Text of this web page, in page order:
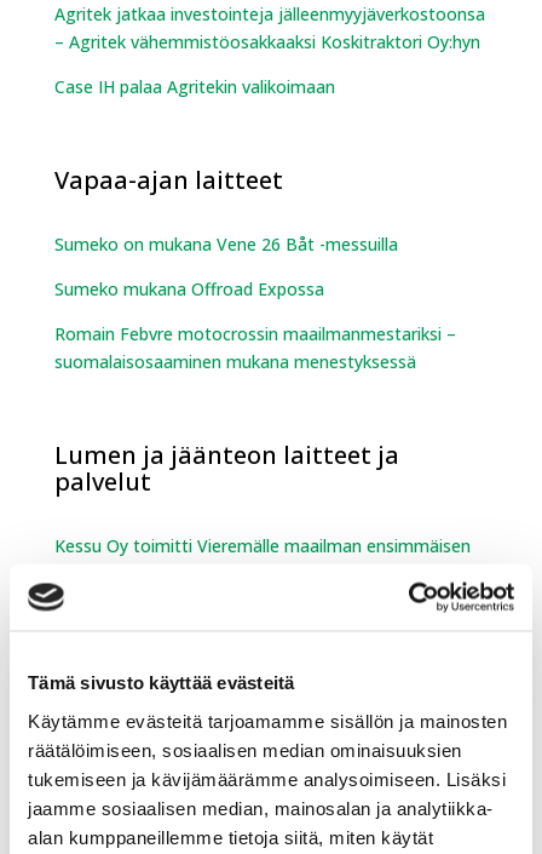
Tämä sivusto käyttää evästeitä
Käytämme evästeitä tarjoamamme sisällön ja mainosten
räätälöimiseen, sosiaalisen median ominaisuuksien
tukemiseen ja kävijämäärämme analysoimiseen. Lisäksi
jaamme sosiaalisen median, mainosalan ja analytiikka-
alan kumppaneillemme tietoja siitä, miten käytät
Agritek jatkaa investointeja jälleenmyyjäverkostoonsa
– Agritek vähemmistöosakkaaksi Koskitraktori Oy:hyn
Case IH palaa Agritekin valikoimaan
Vapaa-ajan laitteet
Sumeko on mukana Vene 26 Båt -messuilla
Sumeko mukana Offroad Expossa
Romain Febvre motocrossin maailmanmestariksi –
suomalaisosaaminen mukana menestyksessä
Lumen ja jäänteon laitteet ja
palvelut
Kessu Oy toimitti Vieremälle maailman ensimmäisen
Engo-joustokaukalon asennus valmistui
Kessu Oy toimitti Hakunilan urheilupuistoon Vantaalle
TechnoAlpin SnowFactory kesälumetuskontin
Urheilukauppa